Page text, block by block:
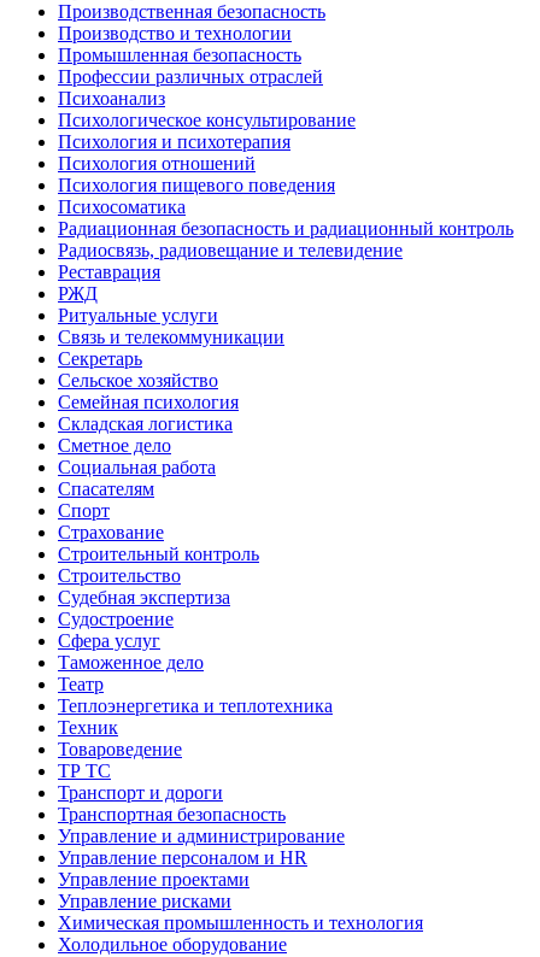
Производственная безопасность
Производство и технологии
Промышленная безопасность
Профессии различных отраслей
Психоанализ
Психологическое консультирование
Психология и психотерапия
Психология отношений
Психология пищевого поведения
Психосоматика
Радиационная безопасность и радиационный контроль
Радиосвязь, радиовещание и телевидение
Реставрация
РЖД
Ритуальные услуги
Связь и телекоммуникации
Секретарь
Сельское хозяйство
Семейная психология
Складская логистика
Сметное дело
Социальная работа
Спасателям
Спорт
Страхование
Строительный контроль
Строительство
Судебная экспертиза
Судостроение
Сфера услуг
Таможенное дело
Театр
Теплоэнергетика и теплотехника
Техник
Товароведение
ТР ТС
Транспорт и дороги
Транспортная безопасность
Управление и администрирование
Управление персоналом и HR
Управление проектами
Управление рисками
Химическая промышленность и технология
Холодильное оборудование